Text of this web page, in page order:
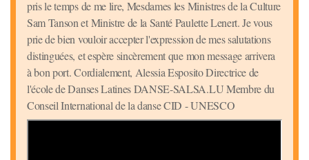
pris le temps de me lire, Mesdames les Ministres de la Culture
Sam Tanson et Ministre de la Santé Paulette Lenert. Je vous
prie de bien vouloir accepter l'expression de mes salutations
distinguées, et espère sincèrement que mon message arrivera
à bon port. Cordialement, Alessia Esposito Directrice de
l'école de Danses Latines DANSE-SALSA.LU Membre du
Conseil International de la danse CID - UNESCO